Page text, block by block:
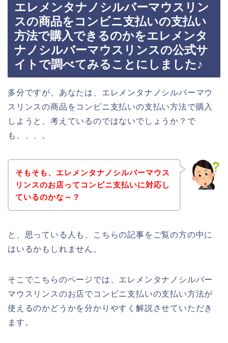
エレメンタナノシルバーマウスリン
スの商品をコンビニ支払いの支払い
方法で購入できるのかをエレメンタ
ナノシルバーマウスリンスの公式サ
イトで調べてみることにしました♪
多分ですが、あなたは、エレメンタナノシルバーマウ
スリンスの商品をコンビニ支払いの支払い方法で購入
しようと、考えているのではないでしょうか？で
も、、、。
そもそも、エレメンタナノシルバーマウス
リンスのお店ってコンビニ支払いに対応し
ているのかな～？
と、思っている人も、こちらの記事をご覧の方の中に
はいるかもしれません。
そこでこちらのページでは、エレメンタナノシルバー
マウスリンスのお店でコンビニ支払いの支払い方法が
使えるのかどうかを分かりやすく解説させていただき
ます。